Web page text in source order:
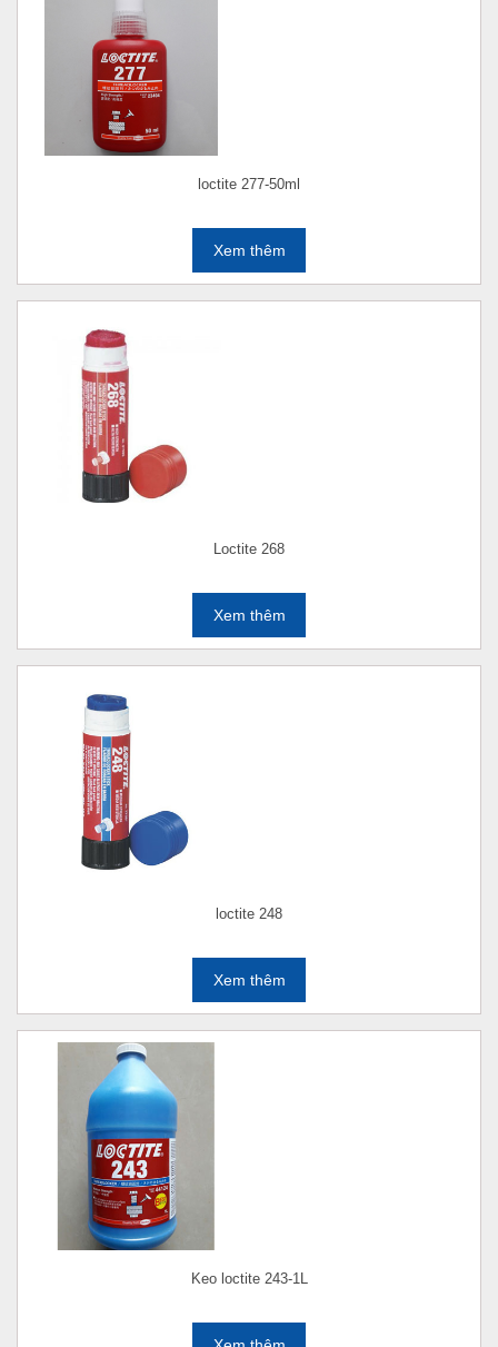
loctite 277-50ml
Xem thêm
Loctite 268
Xem thêm
loctite 248
Xem thêm
Keo loctite 243-1L